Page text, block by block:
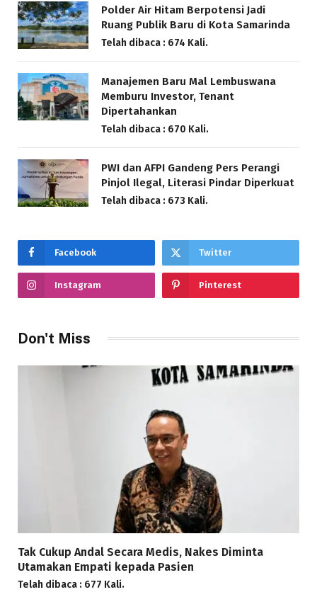
Polder Air Hitam Berpotensi Jadi
Ruang Publik Baru di Kota Samarinda
Telah dibaca : 674 Kali.
Manajemen Baru Mal Lembuswana
Memburu Investor, Tenant
Dipertahankan
Telah dibaca : 670 Kali.
PWI dan AFPI Gandeng Pers Perangi
Pinjol Ilegal, Literasi Pindar Diperkuat
Telah dibaca : 673 Kali.
Facebook Twitter
Instagram Pinterest
Don't Miss
Tak Cukup Andal Secara Medis, Nakes Diminta
Utamakan Empati kepada Pasien
Telah dibaca : 677 Kali.